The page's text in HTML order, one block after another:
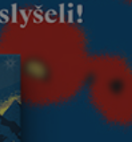
zachovalá,
zdejším
podmínkám.
písky a